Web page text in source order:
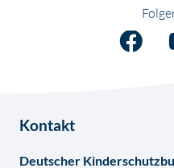
Kontakt
Deutscher